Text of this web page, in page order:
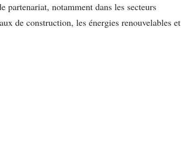
partenariat, notamment dans les secteurs
de construction, les énergies renouvelables et